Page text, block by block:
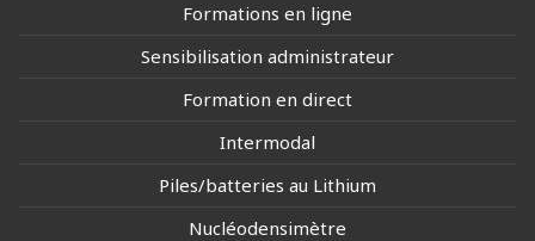
Formations en ligne
Sensibilisation administrateur
Formation en direct
Intermodal
Piles/batteries au Lithium
Nucléodensimètre